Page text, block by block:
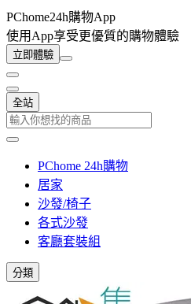
PChome24h購物App
使用App享受更優質的購物體驗
立即體驗
全站
PChome 24h購物
居家
沙發/椅子
各式沙發
客廳套裝組
分類